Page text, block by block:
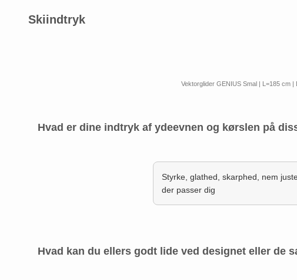
Skiindtryk
Vektorglider GENIUS Smal | L=185 cm
Hvad er dine indtryk af ydeevnen og kørslen på
Styrke, glathed, skarphed, nem
der passer dig
Hvad kan du ellers godt lide ved designet eller de